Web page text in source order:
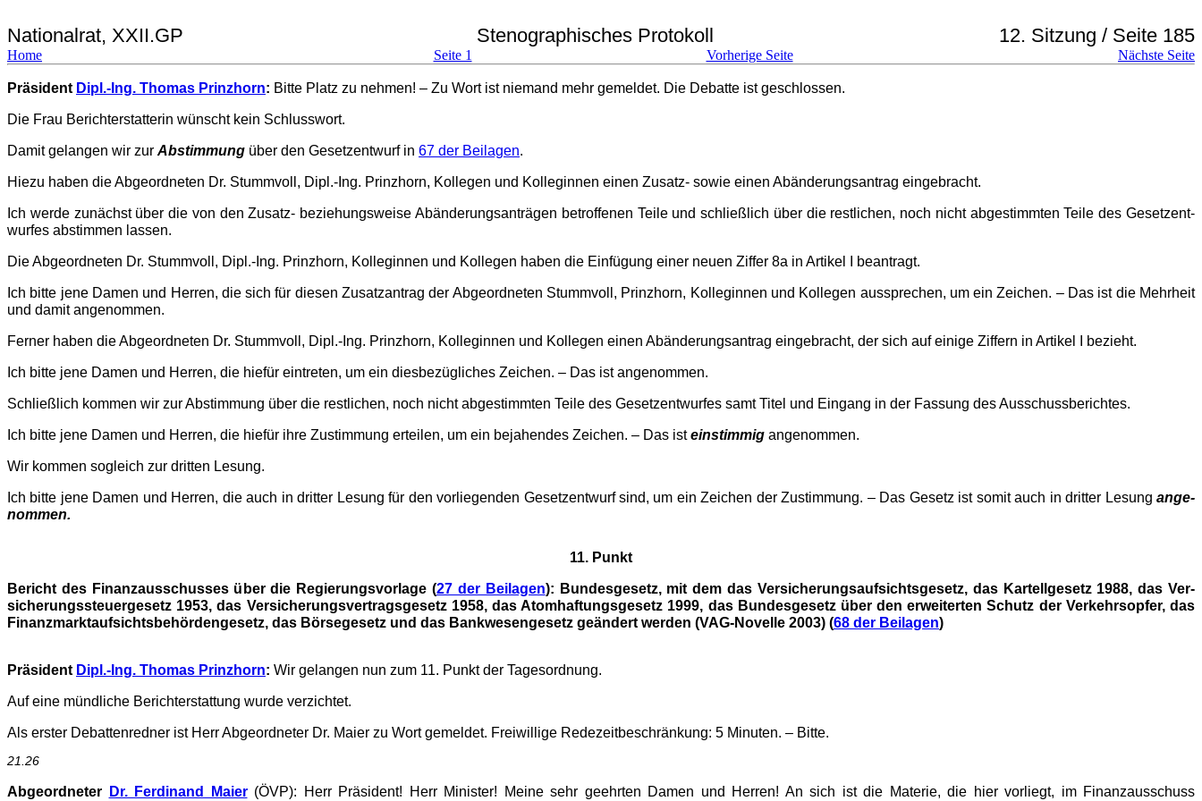
Nationalrat, XXII.GP Stenographisches Protokoll 12. Sitzung / Seite 185
Home Seite 1 Vorherige Seite Nächste Seite
Präsident Dipl.-Ing. Thomas Prinzhorn: Bitte Platz zu nehmen! – Zu Wort ist niemand mehr gemeldet. Die Debatte ist geschlossen.
Die Frau Berichterstatterin wünscht kein Schlusswort.
Damit gelangen wir zur Abstimmung über den Gesetzentwurf in 67 der Beilagen.
Hiezu haben die Abgeordneten Dr. Stummvoll, Dipl.-Ing. Prinzhorn, Kollegen und Kolleginnen einen Zusatz- sowie einen Abänderungsantrag eingebracht.
Ich werde zunächst über die von den Zusatz- beziehungsweise Abänderungsanträgen betroffe­nen Teile und schließlich über die restlichen, noch nicht abgestimmten Teile des Gesetzent­
wur­fes abstimmen lassen.
Die Abgeordneten Dr. Stummvoll, Dipl.-Ing. Prinzhorn, Kolleginnen und Kollegen haben die Ein­fü­gung einer neuen Ziffer 8a in Artikel I beantragt.
Ich bitte jene Damen und Herren, die sich für diesen Zusatzantrag der Abgeordneten Stumm­voll, Prinzhorn, Kolleginnen und Kollegen aussprechen, um ein Zeichen. – Das ist die Mehrheit
und damit angenommen.
Ferner haben die Abgeordneten Dr. Stummvoll, Dipl.-Ing. Prinzhorn, Kolleginnen und Kollegen einen Abänderungsantrag eingebracht, der sich auf einige Ziffern in Artikel I bezieht.
Ich bitte jene Damen und Herren, die hiefür eintreten, um ein diesbezügliches Zeichen. – Das ist an­genommen.
Schließlich kommen wir zur Abstimmung über die restlichen, noch nicht abgestimmten Teile des Gesetzentwurfes samt Titel und Eingang in der Fassung des Ausschussberichtes.
Ich bitte jene Damen und Herren, die hiefür ihre Zustimmung erteilen, um ein bejahendes Zei­chen. – Das isteinstimmig angenommen.
Wir kommen sogleich zur dritten Lesung.
Ich bitte jene Damen und Herren, die auch indritter Lesung für den vorliegenden Gesetzentwurf sind, um ein Zeichen der Zustimmung. – Das Gesetz ist somit auch indritter Lesung ange­
nom­men.
11. Punkt
Bericht des Finanzausschusses über die Regierungsvorlage (27 der Beilagen): Bundes­ge­setz, mit dem das Versicherungsaufsichtsgesetz, das Kartellgesetz 1988, das Ver­
siche­­rungssteuergesetz 1953, das Versicherungsvertragsgesetz 1958, das Atomhaf­tungs­gesetz 1999, das Bundesgesetz über den erweiterten Schutz der Verkehrsopfer, das
Finanz­marktaufsichtsbehördengesetz, das Börsegesetz und das Bankwesengesetz ge­ändert werden (VAG-Novelle 2003) (68 der Beilagen)
Präsident Dipl.-Ing. Thomas Prinzhorn: Wir gelangen nun zum 11. Punkt der Tagesordnung.
Auf eine mündliche Berichterstattung wurde verzichtet.
Als erster Debattenredner ist Herr Abgeordneter Dr. Maier zu Wort gemeldet. Freiwillige Rede­zeit­beschränkung: 5 Minuten. – Bitte.
21.26
Abgeordneter Dr. Ferdinand Maier(ÖVP): Herr Präsident! Herr Minister! Meine sehr geehrten Damen und Herren! An sich ist die Materie, die hier vorliegt, im Finanzausschuss